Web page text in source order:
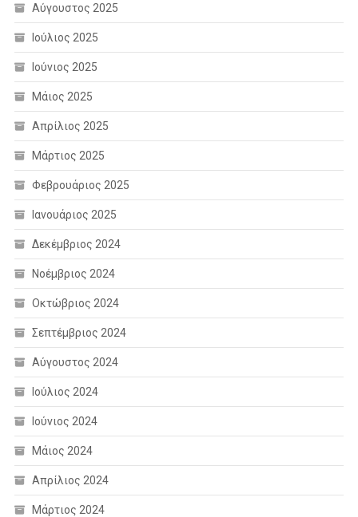
Αύγουστος 2025
Ιούλιος 2025
Ιούνιος 2025
Μάιος 2025
Απρίλιος 2025
Μάρτιος 2025
Φεβρουάριος 2025
Ιανουάριος 2025
Δεκέμβριος 2024
Νοέμβριος 2024
Οκτώβριος 2024
Σεπτέμβριος 2024
Αύγουστος 2024
Ιούλιος 2024
Ιούνιος 2024
Μάιος 2024
Απρίλιος 2024
Μάρτιος 2024